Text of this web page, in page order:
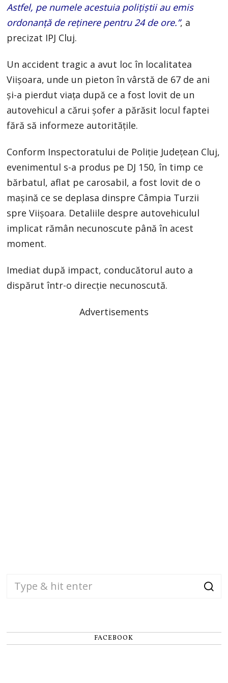
Astfel, pe numele acestuia polițiștii au emis
ordonanță de reținere pentru 24 de ore.”, a
precizat IPJ Cluj.
Un accident tragic a avut loc în localitatea
Viișoara, unde un pieton în vârstă de 67 de ani
și-a pierdut viața după ce a fost lovit de un
autovehicul a cărui șofer a părăsit locul faptei
fără să informeze autoritățile.
Conform Inspectoratului de Poliție Județean Cluj,
evenimentul s-a produs pe DJ 150, în timp ce
bărbatul, aflat pe carosabil, a fost lovit de o
mașină ce se deplasa dinspre Câmpia Turzii
spre Viișoara. Detaliile despre autovehiculul
implicat rămân necunoscute până în acest
moment.
Imediat după impact, conducătorul auto a
dispărut într-o direcție necunoscută.
Advertisements
FACEBOOK